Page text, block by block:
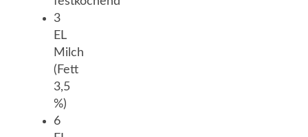
3
EL
Milch
(Fett
3,5
%)
6